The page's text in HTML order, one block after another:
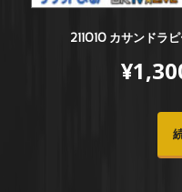
211010 カサンドラ
¥